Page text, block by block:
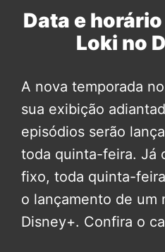
Data e
Loki no
A nova temporada
sua exibição
episódios serão
toda quinta-feira. Já
fixo, toda quinta-
o lançamento de um
Disney+. Confira o